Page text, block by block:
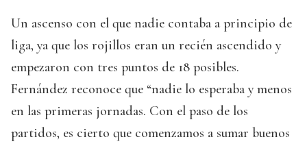
Un ascenso con el que nadie contaba a principio de
liga, ya que los rojillos eran un recién ascendido y
empezaron con tres puntos de 18 posibles.
Fernández reconoce que “nadie lo esperaba y menos
en las primeras jornadas. Con el paso de los
partidos, es cierto que comenzamos a sumar buenos